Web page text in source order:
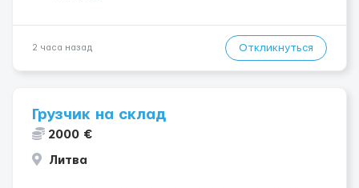
2 часа назад Откликнуться
Грузчик на склад
2000 €
Литва